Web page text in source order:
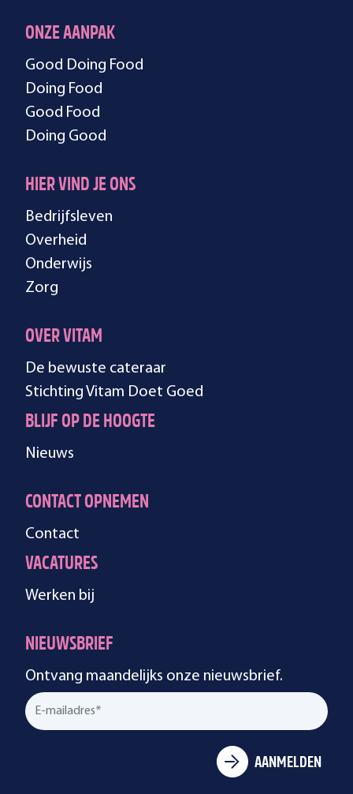
ONZE AANPAK
Good Doing Food
Doing Food
Good Food
Doing Good
HIER VIND JE ONS
Bedrijfsleven
Overheid
Onderwijs
Zorg
OVER VITAM
De bewuste cateraar
Stichting Vitam Doet Goed
BLIJF OP DE HOOGTE
Nieuws
CONTACT OPNEMEN
Contact
VACATURES
Werken bij
NIEUWSBRIEF
Ontvang maandelijks onze nieuwsbrief.